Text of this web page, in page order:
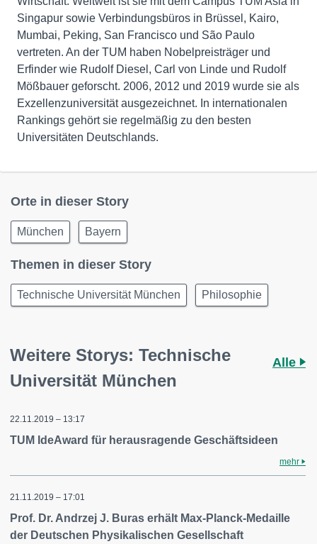
Singapur sowie Verbindungsbüros in Brüssel, Kairo,
Mumbai, Peking, San Francisco und São Paulo
vertreten. An der TUM haben Nobelpreisträger und
Erfinder wie Rudolf Diesel, Carl von Linde und Rudolf
Mößbauer geforscht. 2006, 2012 und 2019 wurde sie als
Exzellenzuniversität ausgezeichnet. In internationalen
Rankings gehört sie regelmäßig zu den besten
Universitäten Deutschlands.
Orte in dieser Story
München Bayern
Themen in dieser Story
Technische Universität München Philosophie
Weitere Storys: Technische
Universität München
Alle
22.11.2019 – 13:17
TUM IdeAward für herausragende Geschäftsideen
mehr
21.11.2019 – 17:01
Prof. Dr. Andrzej J. Buras erhält Max-Planck-Medaille
der Deutschen Physikalischen Gesellschaft